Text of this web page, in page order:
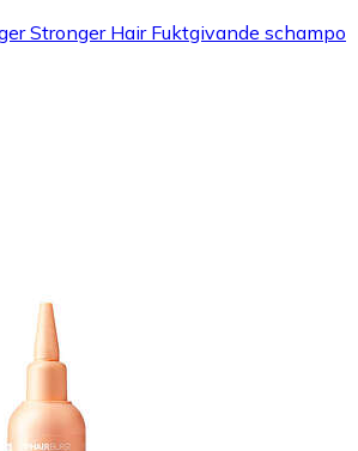
Stronger Hair Fuktgivande schampo